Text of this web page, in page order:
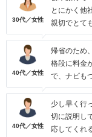
30代／女性
とにかく他
親切でとて
40代／女性
帰省のため
格段に料金
で、ナビも
40代／女性
少し早く行
切に説明し
応してくれ